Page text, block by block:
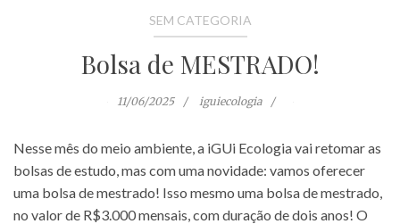
SEM CATEGORIA
Bolsa de MESTRADO!
11/06/2025 iguiecologia
Nesse mês do meio ambiente, a iGUi Ecologia vai retomar as
bolsas de estudo, mas com uma novidade: vamos oferecer
uma bolsa de mestrado! Isso mesmo uma bolsa de mestrado,
no valor de R$3.000 mensais, com duração de dois anos! O